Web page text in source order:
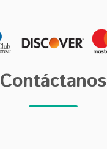
Contáctanos